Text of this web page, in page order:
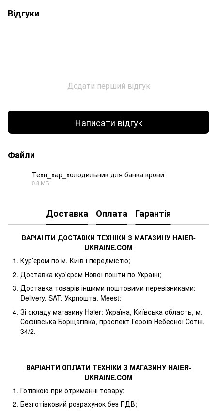
Відгуки
Додати перший відгук
Написати відгук
Файли
Техн_хар_холодильник для банка крови
0.8 МБ
Доставка Оплата Гарантія
ВАРІАНТИ ДОСТАВКИ ТЕХНІКИ З МАГАЗИНУ HAIER-
UKRAINE.COM
Кур’єром по м. Київ і передмістю;
Доставка кур'єром Нової пошти по Україні;
Доставка товарів іншими поштовими перевізниками:
Delivery, SAT, Укрпошта, Meest;
Зі складу магазину Haier: Україна, Київська область, м.
Софіївська Борщагівка, проспект Героїв Небесної Сотні,
34/2.
ВАРІАНТИ ОПЛАТИ ТЕХНІКИ З МАГАЗИНУ HAIER-
UKRAINE.COM
Готівкою при отриманні товару;
Безготівковий розрахунок без ПДВ;